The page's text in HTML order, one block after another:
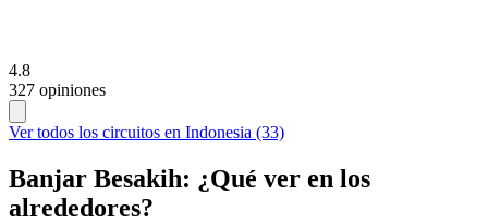
4.8
327 opiniones
Ver todos los circuitos en Indonesia (33)
Banjar Besakih: ¿Qué ver en los
alrededores?